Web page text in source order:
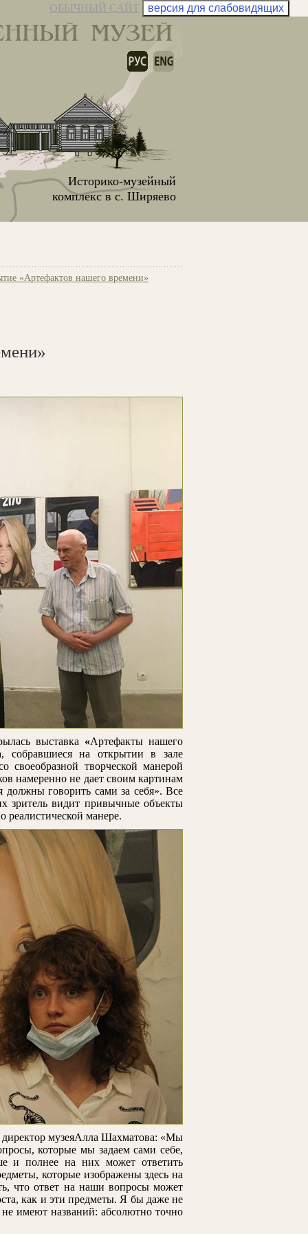
ОБЫЧНЫЙ САЙТ версия для слабовидящих
МУЗЕЙ
Историко-музейный
комплекс в с. Ширяево
«Артефактов нашего времени»
выставка «Артефакты нашего
собравшиеся на открытии в зале
своеобразной творческой манерой
намеренно не дает своим картинам
говорить сами за себя». Все
зритель видит привычные объекты
реалистической манере.
директор музеяАлла Шахматова: «Мы
которые мы задаем сами себе,
и полнее на них может ответить
которые изображены здесь на
что ответ на наши вопросы может
как и эти предметы. Я бы даже не
имеют названий: абсолютно точно